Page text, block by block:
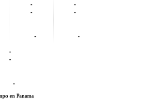
-
-
-
-
-
-
-
-
-
en Panama